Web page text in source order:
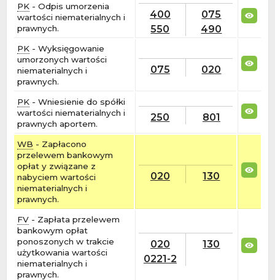
PK - Odpis umorzenia
wartości niematerialnych i
prawnych.
400
550
075
490
PK - Wyksięgowanie
umorzonych wartości
niematerialnych i
prawnych.
075 020
PK - Wniesienie do spółki
wartości niematerialnych i
prawnych aportem.
250 801
WB - Zapłacono
przelewem bankowym
opłat y związane z
nabyciem wartości
niematerialnych i
prawnych.
020 130
FV - Zapłata przelewem
bankowym opłat
ponoszonych w trakcie
użytkowania wartości
niematerialnych i
prawnych.
020
0221-2
130